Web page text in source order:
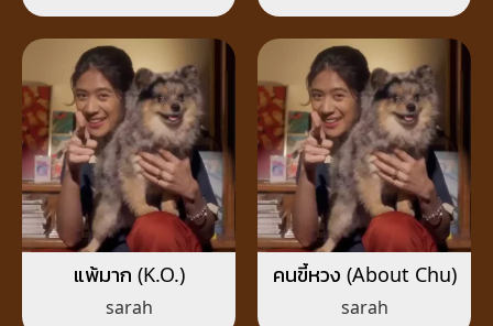
แพ้มาก (K.O.)
sarah
คนขี้หวง (About Chu)
sarah